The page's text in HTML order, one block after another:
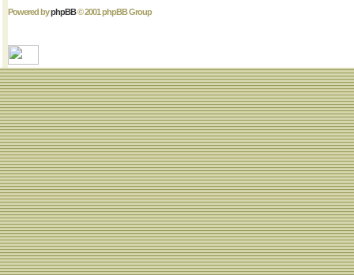
Powered byphpBB© 2001 phpBB Group